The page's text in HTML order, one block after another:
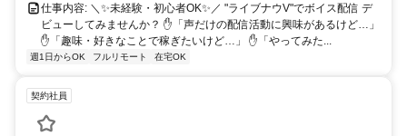
仕事内容: ＼✨未経験・初心者OK✨／ "ライブナウV"でボイス配信 デ
ビューしてみませんか？ ✋「声だけの配信活動に興味があるけど…」
✋「趣味・好きなことで稼ぎたいけど…」 ✋「やってみた...
週1日からOK フルリモート 在宅OK
契約社員